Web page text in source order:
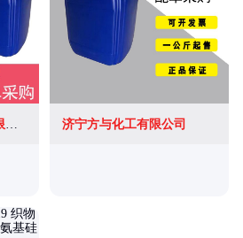
济宁方与化工有限公司